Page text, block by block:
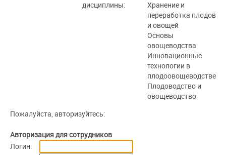
дисциплины:
Хранение и
переработка плодов
и овощей
Основы
овощеводства
Инновационные
технологии в
плодоовощеводстве
Плодоводство и
овощеводство
Пожалуйста, авторизуйтесь:
Авторизация для сотрудников
Логин: